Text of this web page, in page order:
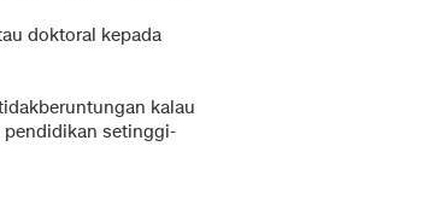
doktoral kepada
kalau
pendidikan setinggi-